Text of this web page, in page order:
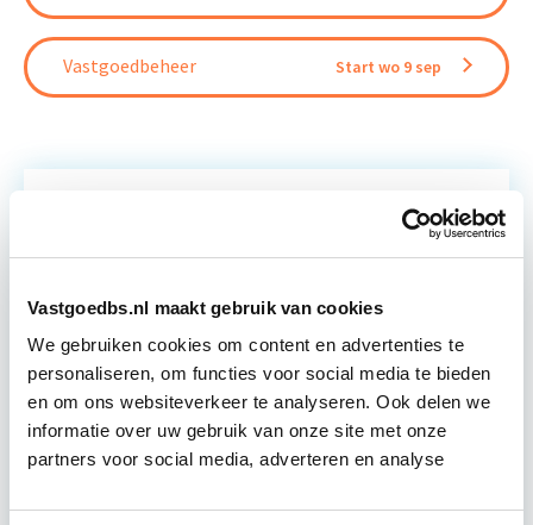
Vastgoedbs.nl maakt gebruik van cookies
We gebruiken cookies om content en advertenties te
personaliseren, om functies voor social media te bieden
en om ons websiteverkeer te analyseren. Ook delen we
informatie over uw gebruik van onze site met onze
partners voor social media, adverteren en analyse
Vastgoedbeheer Start wo 9 sep
Professioneel VvE-Beheer
De enige geaccrediteerde VvE-beheer-opleiding in
Nederland! Deze complete opleiding biedt jou een
integrale systematische benadering van VvE-
beheer. Onder andere komen juridische,
financiële… Lees verder